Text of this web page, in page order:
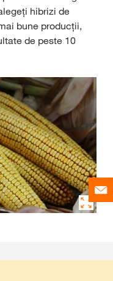
hibrizi de
bune producții,
de peste 10